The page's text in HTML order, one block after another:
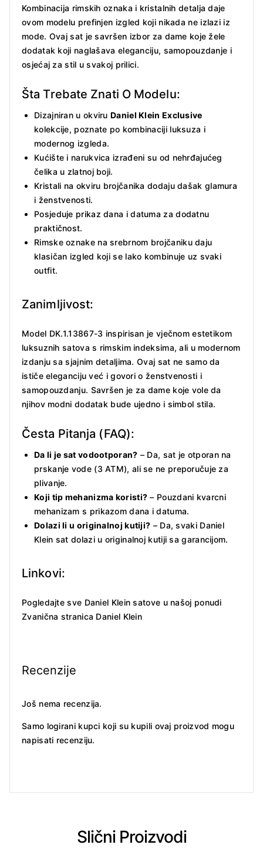
Kombinacija rimskih oznaka i kristalnih detalja daje
ovom modelu prefinjen izgled koji nikada ne izlazi iz
mode. Ovaj sat je savršen izbor za dame koje žele
dodatak koji naglašava eleganciju, samopouzdanje i
osjećaj za stil u svakoj prilici.
Šta Trebate Znati O Modelu:
Dizajniran u okviru Daniel Klein Exclusive
kolekcije, poznate po kombinaciji luksuza i
modernog izgleda.
Kućište i narukvica izrađeni su od nehrđajućeg
čelika u zlatnoj boji.
Kristali na okviru brojčanika dodaju dašak glamura
i ženstvenosti.
Posjeduje prikaz dana i datuma za dodatnu
praktičnost.
Rimske oznake na srebrnom brojčaniku daju
klasičan izgled koji se lako kombinuje uz svaki
outfit.
Zanimljivost:
Model DK.1.13867-3 inspirisan je vječnom estetikom
luksuznih satova s rimskim indeksima, ali u modernom
izdanju sa sjajnim detaljima. Ovaj sat ne samo da
ističe eleganciju već i govori o ženstvenosti i
samopouzdanju. Savršen je za dame koje vole da
njihov modni dodatak bude ujedno i simbol stila.
Česta Pitanja (FAQ):
Da li je sat vodootporan? – Da, sat je otporan na
prskanje vode (3 ATM), ali se ne preporučuje za
plivanje.
Koji tip mehanizma koristi? – Pouzdani kvarcni
mehanizam s prikazom dana i datuma.
Dolazi li u originalnoj kutiji? – Da, svaki Daniel
Klein sat dolazi u originalnoj kutiji sa garancijom.
Linkovi:
Pogledajte sve Daniel Klein satove u našoj ponudi
Zvanična stranica Daniel Klein
Recenzije
Još nema recenzija.
Samo logirani kupci koji su kupili ovaj proizvod mogu
napisati recenziju.
Slični Proizvodi